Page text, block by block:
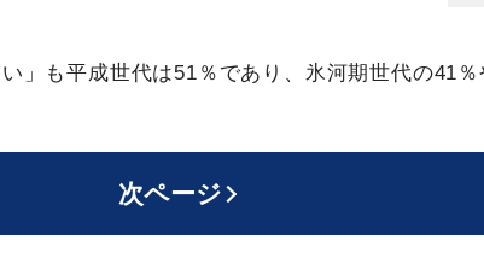
い」も平成世代は51％であり、氷河期世代の41
次ページ